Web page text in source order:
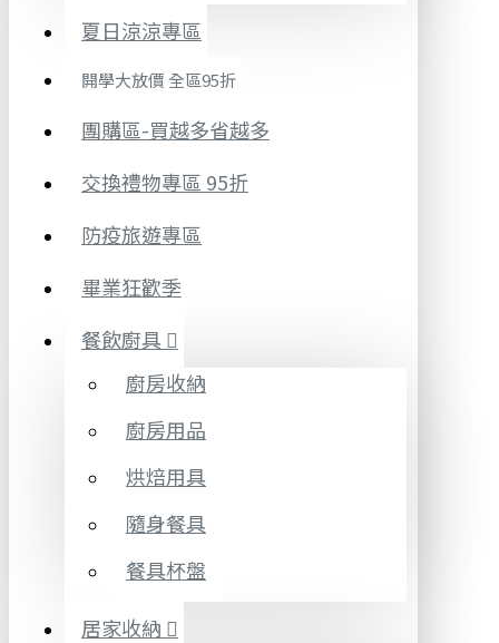
夏日涼涼專區
開學大放價 全區95折
團購區-買越多省越多
交換禮物專區 95折
防疫旅遊專區
畢業狂歡季
餐飲廚具
廚房收納
廚房用品
烘焙用具
隨身餐具
餐具杯盤
居家收納